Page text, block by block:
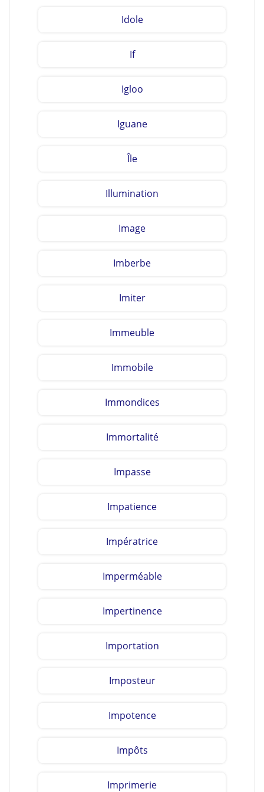
Idole
If
Igloo
Iguane
Île
Illumination
Image
Imberbe
Imiter
Immeuble
Immobile
Immondices
Immortalité
Impasse
Impatience
Impératrice
Imperméable
Impertinence
Importation
Imposteur
Impotence
Impôts
Imprimerie